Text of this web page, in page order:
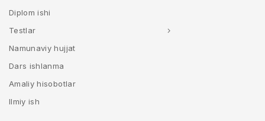
Diplom ishi
Testlar
Namunaviy hujjat
Dars ishlanma
Amaliy hisobotlar
Ilmiy ish